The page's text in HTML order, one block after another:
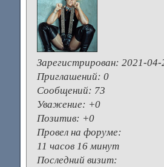
Зарегистрирован: 2021-04-
Приглашений: 0
Сообщений: 73
Уважение: +0
Позитив: +0
Провел на форуме:
11 часов 16 минут
Последний визит: